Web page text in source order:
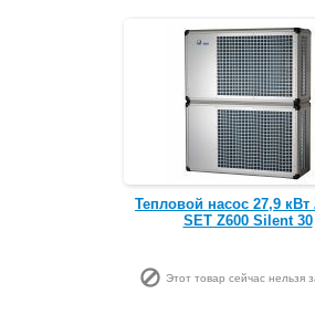
Тепловой насос 27,9 кВт
SET Z600 Silent 30
Этот товар сейчас нельзя